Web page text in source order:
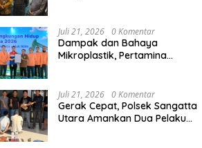
Juli 21, 2026 0 Komentar
Dampak dan Bahaya
Mikroplastik, Pertamina
Juli 21, 2026 0 Komentar
Gerak Cepat, Polsek Sangatta
Utara Amankan Dua Pelaku